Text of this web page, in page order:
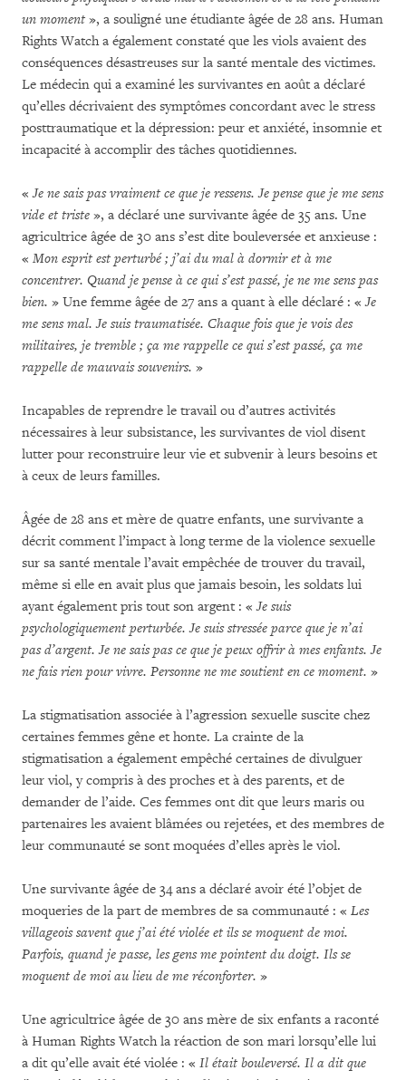
un moment », a souligné une étudiante âgée de 28 ans. Human
Rights Watch a également constaté que les viols avaient des
conséquences désastreuses sur la santé mentale des victimes.
Le médecin qui a examiné les survivantes en août a déclaré
qu’elles décrivaient des symptômes concordant avec le stress
posttraumatique et la dépression: peur et anxiété, insomnie et
incapacité à accomplir des tâches quotidiennes.
«Je ne sais pas vraiment ce que je ressens. Je pense que je me sens
vide et triste », a déclaré une survivante âgée de 35 ans. Une
agricultrice âgée de 30 ans s’est dite bouleversée et anxieuse :
« Mon esprit est perturbé ; j’ai du mal à dormir et à me
concentrer. Quand je pense à ce qui s’est passé, je ne me sens pas
bien. » Une femme âgée de 27 ans a quant à elle déclaré : «Je
me sens mal. Je suis traumatisée. Chaque fois que je vois des
militaires, je tremble ; ça me rappelle ce qui s’est passé, ça me
rappelle de mauvais souvenirs. »
Incapables de reprendre le travail ou d’autres activités
nécessaires à leur subsistance, les survivantes de viol disent
lutter pour reconstruire leur vie et subvenir à leurs besoins et
à ceux de leurs familles.
Âgée de 28 ans et mère de quatre enfants, une survivante a
décrit comment l’impact à long terme de la violence sexuelle
sur sa santé mentale l’avait empêchée de trouver du travail,
même si elle en avait plus que jamais besoin, les soldats lui
ayant également pris tout son argent : «Je suis
psychologiquement perturbée. Je suis stressée parce que je n’ai
pas d’argent. Je ne sais pas ce que je peux offrir à mes enfants. Je
ne fais rien pour vivre. Personne ne me soutient en ce moment. »
La stigmatisation associée à l’agression sexuelle suscite chez
certaines femmes gêne et honte. La crainte de la
stigmatisation a également empêché certaines de divulguer
leur viol, y compris à des proches et à des parents, et de
demander de l’aide. Ces femmes ont dit que leurs maris ou
partenaires les avaient blâmées ou rejetées, et des membres de
leur communauté se sont moquées d’elles après le viol.
Une survivante âgée de 34 ans a déclaré avoir été l’objet de
moqueries de la part de membres de sa communauté : « Les
villageois savent que j’ai été violée et ils se moquent de moi.
Parfois, quand je passe, les gens me pointent du doigt. Ils se
moquent de moi au lieu de me réconforter. »
Une agricultrice âgée de 30 ans mère de six enfants a raconté
à Human Rights Watch la réaction de son mari lorsqu’elle lui
a dit qu’elle avait été violée : « Il était bouleversé. Il a dit que